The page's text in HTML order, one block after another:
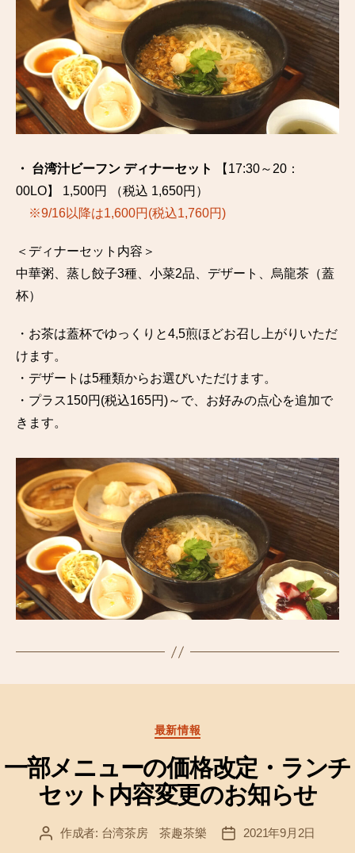
・ 台湾汁ビーフン ディナーセット
【17:30～20：
00LO】 1,500円 （税込 1,650円）
※9/16以降は1,600円(税込1,760円)
＜ディナーセット内容＞
中華粥、蒸し餃子3種、小菜2品、デザート、烏龍茶（蓋
杯）
・お茶は蓋杯でゆっくりと4,5煎ほどお召し上がりいただ
けます。
・デザートは5種類からお選びいただけます。
・プラス150円(税込165円)～で、お好みの点心を追加で
きます。
カ
テ
ゴ
リ
ー
最新情報
一部メニューの価格改定・ランチ
セット内容変更のお知らせ
投 作成者: 台湾茶房 茶趣茶樂
投
2021年9月2日